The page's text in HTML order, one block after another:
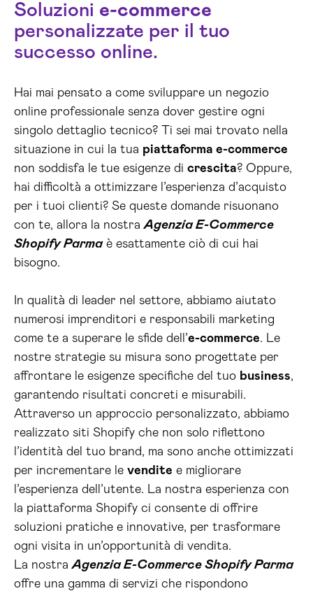
Soluzioni e-commerce
personalizzate per il tuo
successo online.
Hai mai pensato a come sviluppare un negozio
online professionale senza dover gestire ogni
singolo dettaglio tecnico? Ti sei mai trovato nella
situazione in cui la tua piattaforma e-commerce
non soddisfa le tue esigenze di crescita? Oppure,
hai difficoltà a ottimizzare l’esperienza d’acquisto
per i tuoi clienti? Se queste domande risuonano
con te, allora la nostraAgenzia E-Commerce
Shopify Parmaè esattamente ciò di cui hai
bisogno.
In qualità di leader nel settore, abbiamo aiutato
numerosi imprenditori e responsabili marketing
come te a superare le sfide dell’e-commerce. Le
nostre strategie su misura sono progettate per
affrontare le esigenze specifiche del tuo business,
garantendo risultati concreti e misurabili.
Attraverso un approccio personalizzato, abbiamo
realizzato siti Shopify che non solo riflettono
l’identità del tuo brand, ma sono anche ottimizzati
per incrementare le vendite e migliorare
l’esperienza dell’utente. La nostra esperienza con
la piattaforma Shopify ci consente di offrire
soluzioni pratiche e innovative, per trasformare
ogni visita in un’opportunità di vendita.
La nostraAgenzia E-Commerce Shopify Parma
offre una gamma di servizi che rispondono